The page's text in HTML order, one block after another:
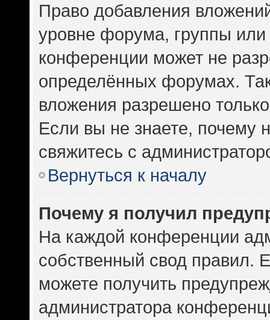
Право добавления
уровне форума, группы или
конференции может не
определённых форумах.
вложения разрешено
Если вы не знаете, почему
свяжитесь с
Вернуться к началу
Почему я получил
На каждой конференции
собственный свод правил.
можете получить
администратора